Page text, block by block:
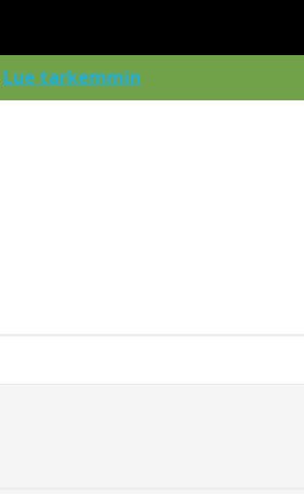
Lue tarkemmin